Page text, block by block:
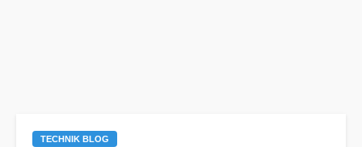
TECHNIK BLOG